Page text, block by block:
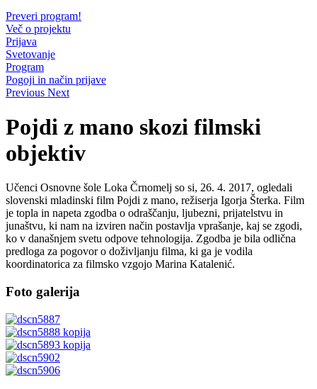
Preveri program!
Več o projektu
Prijava
Svetovanje
Program
Pogoji in način prijave
Previous Next
Pojdi z mano skozi filmski
objektiv
Učenci Osnovne šole Loka Črnomelj so si, 26. 4. 2017, ogledali
slovenski mladinski film Pojdi z mano, režiserja Igorja Šterka. Film
je topla in napeta zgodba o odraščanju, ljubezni, prijatelstvu in
junaštvu, ki nam na izviren način postavlja vprašanje, kaj se zgodi,
ko v današnjem svetu odpove tehnologija. Zgodba je bila odlična
predloga za pogovor o doživljanju filma, ki ga je vodila
koordinatorica za filmsko vzgojo Marina Katalenić.
Foto galerija